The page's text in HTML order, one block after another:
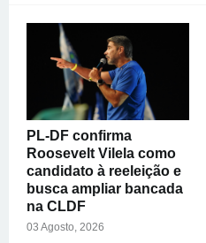
PL-DF confirma
Roosevelt Vilela como
candidato à reeleição e
busca ampliar bancada
na CLDF
03 Agosto, 2026